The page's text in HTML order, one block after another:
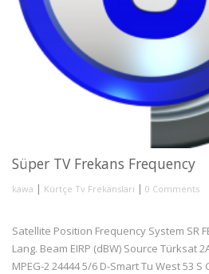
Süper TV Frekans Frequency
kawa | Kürtçe Tv Frekansları | 0 Comments
Satellite Position Frequency System SR
Lang. Beam EIRP (dBW) Source Türksat
MPEG-2 24444 5/6 D-Smart Tu West 53